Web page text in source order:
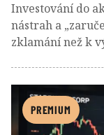
Investování do
nástrah a
zklamání než k výsledkům. Na
snadno výnosy
dlouhodobý
jednoduchosti,
PREMIUM